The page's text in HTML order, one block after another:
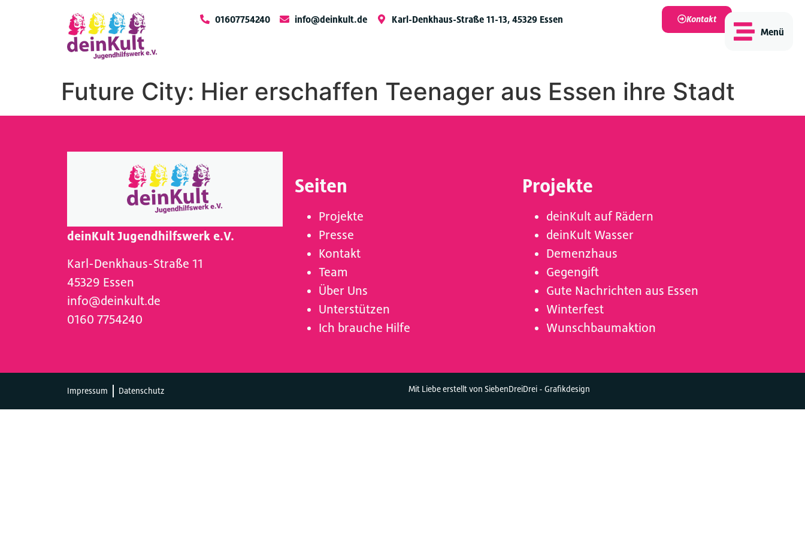
01607754240 info@deinkult.de
Karl-Denkhaus-Straße 11-13, 45329 Essen
Menü
Kontakt
Future City: Hier erschaffen Teenager aus Essen ihre Stadt
Projekte
deinKult auf Rädern
deinKult Wasser
Demenzhaus
Gegengift
Gute Nachrichten aus Essen
Winterfest
Wunschbaumaktion
Seiten
Projekte
Presse
Kontakt
Team
Über Uns
Unterstützen
Ich brauche Hilfe
deinKult Jugendhilfswerk e.V.
Karl-Denkhaus-Straße 11
45329 Essen
info@deinkult.de
0160 7754240
Impressum Datenschutz Mit Liebe erstellt von SiebenDreiDrei - Grafikdesign